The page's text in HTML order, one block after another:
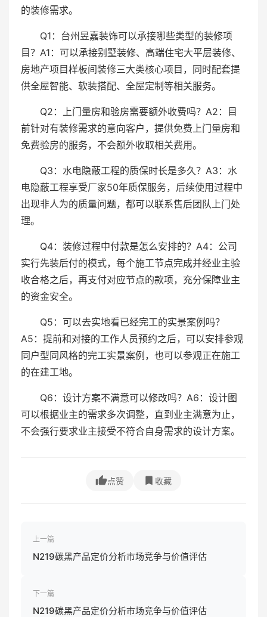
的装修需求。
Q1：台州昱嘉装饰可以承接哪些类型的装修项
目？A1：可以承接别墅装修、高端住宅大平层装修、
房地产项目样板间装修三大类核心项目，同时配套提
供全屋智能、软装搭配、全屋定制等相关服务。
Q2：上门量房和验房需要额外收费吗？A2：目
前针对有装修需求的意向客户，提供免费上门量房和
免费验房的服务，不会额外收取相关费用。
Q3：水电隐蔽工程的质保时长是多久？A3：水
电隐蔽工程享受厂家50年质保服务，后续使用过程中
出现非人为的质量问题，都可以联系售后团队上门处
理。
Q4：装修过程中付款是怎么安排的？A4：公司
实行先装后付的模式，每个施工节点完成并经业主验
收合格之后，再支付对应节点的款项，充分保障业主
的资金安全。
Q5：可以去实地看已经完工的实景案例吗？
A5：提前和对接的工作人员预约之后，可以安排参观
同户型同风格的完工实景案例，也可以参观正在施工
的在建工地。
Q6：设计方案不满意可以修改吗？A6：设计图
可以根据业主的需求多次调整，直到业主满意为止，
不会强行要求业主接受不符合自身需求的设计方案。
点赞 收藏
上一篇
N219碳黑产品定价分析市场竞争与价值评估
下一篇
N219碳黑产品定价分析市场竞争与价值评估